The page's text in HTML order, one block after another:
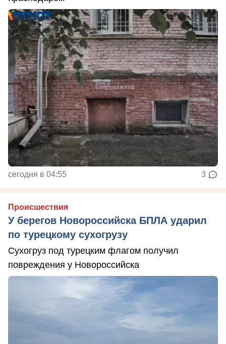
сегодня в 04:55 3
Происшествия
У берегов Новороссийска БПЛА ударил
по турецкому сухогрузу
Сухогруз под турецким флагом получил
повреждения у Новороссийска